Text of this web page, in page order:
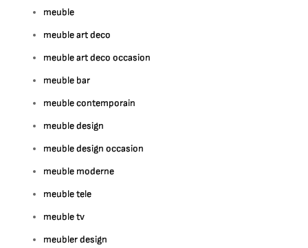
meuble
meuble art deco
meuble art deco occasion
meuble bar
meuble contemporain
meuble design
meuble design occasion
meuble moderne
meuble tele
meuble tv
meubler design